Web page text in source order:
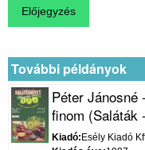
További példányok
Péter Jánosné
finom (Saláták
Kiadó Esély Kiadó